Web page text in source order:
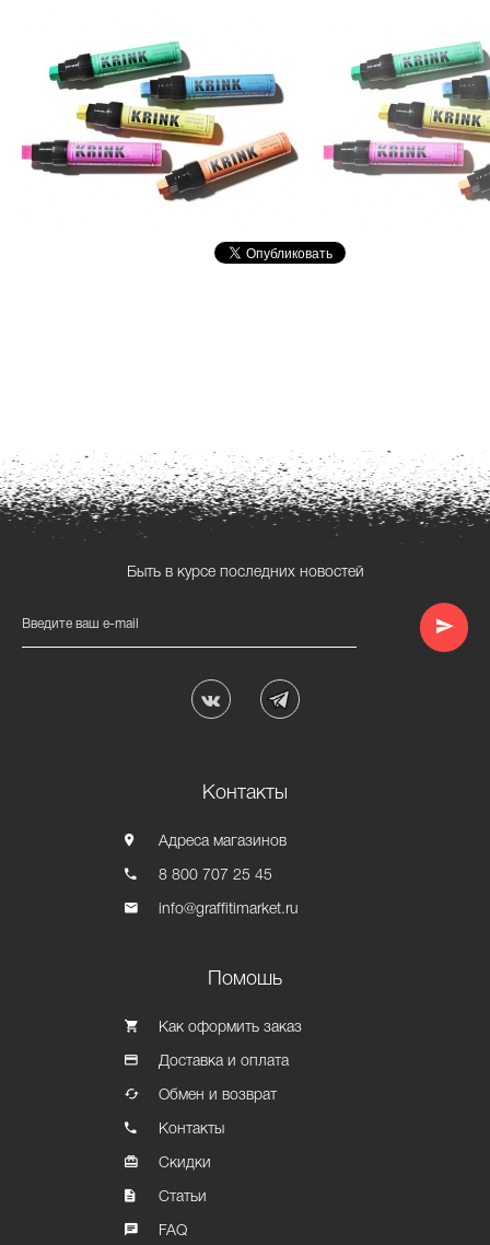
Быть в курсе последних новостей
Введите ваш e-mail
Контакты
Адреса магазинов
8 800 707 25 45
info@graffitimarket.ru
Помошь
Как оформить заказ
Доставка и оплата
Обмен и возврат
Контакты
Скидки
Статьи
FAQ